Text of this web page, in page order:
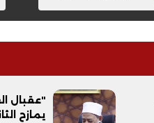
"عقبال
يمازح